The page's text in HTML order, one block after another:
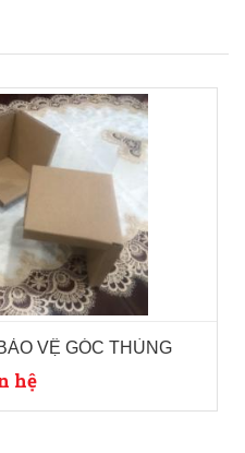
VỆ GÓC THÙNG
hệ